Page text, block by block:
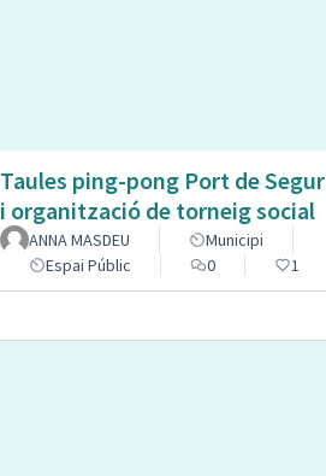
Taules ping-pong Port de Segur
i organització de torneig social
ANNA MASDEU
Municipi
Espai Públic
0 1